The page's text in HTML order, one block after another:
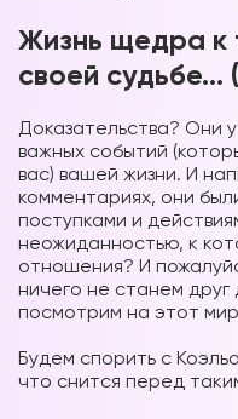
Жизнь щедра к
своей судьбе…
Доказательства? Они
важных событий
вас) вашей жизни. И
комментариях, они
поступками и
неожиданностью, к
отношения? И
ничего не станем друг
посмотрим на этот
Будем спорить с
что снится перед